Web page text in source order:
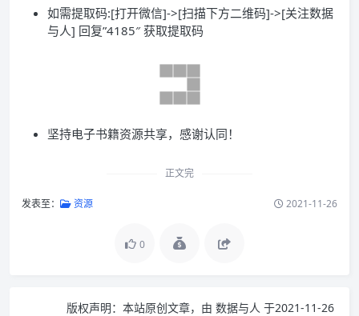
如需提取码:[打开微信]->[扫描下方二维码]->[关注数据
与人] 回复”4185″ 获取提取码
坚持电子书籍资源共享，感谢认同！
正文完
发表至： 资源 2021-11-26
0
版权声明： 本站原创文章，由 数据与人 于2021-11-26